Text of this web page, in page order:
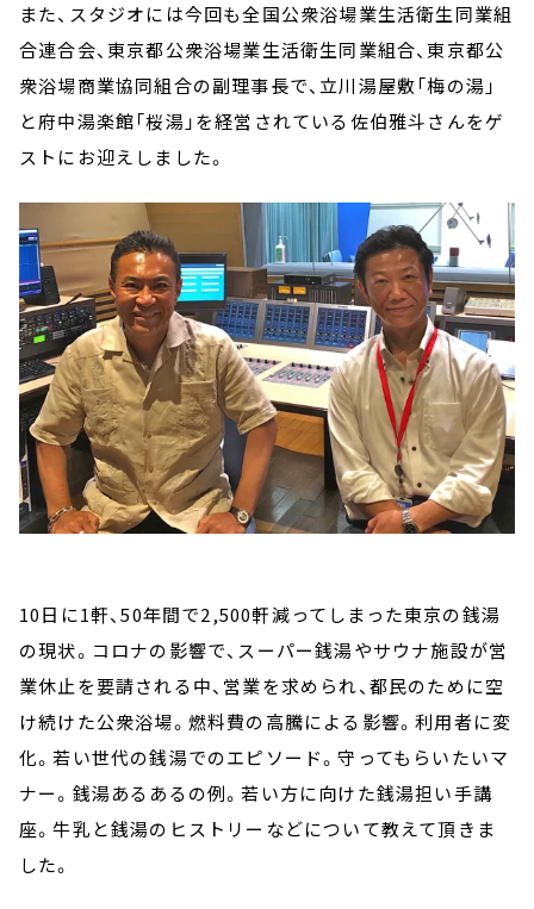
また、スタジオには今回も全国公衆浴場業生活衛生同業組
合連合会、東京都公衆浴場業生活衛生同業組合、東京都公
衆浴場商業協同組合の副理事長で、立川湯屋敷「梅の湯」
と府中湯楽館「桜湯」を経営されている佐伯雅斗さんをゲ
ストにお迎えしました。
10日に1軒、50年間で2,500軒減ってしまった東京の銭湯
の現状。コロナの影響で、スーパー銭湯やサウナ施設が営
業休止を要請される中、営業を求められ、都民のために空
け続けた公衆浴場。燃料費の高騰による影響。利用者に変
化。若い世代の銭湯でのエピソード。守ってもらいたいマ
ナー。銭湯あるあるの例。若い方に向けた銭湯担い手講
座。牛乳と銭湯のヒストリーなどについて教えて頂きま
した。